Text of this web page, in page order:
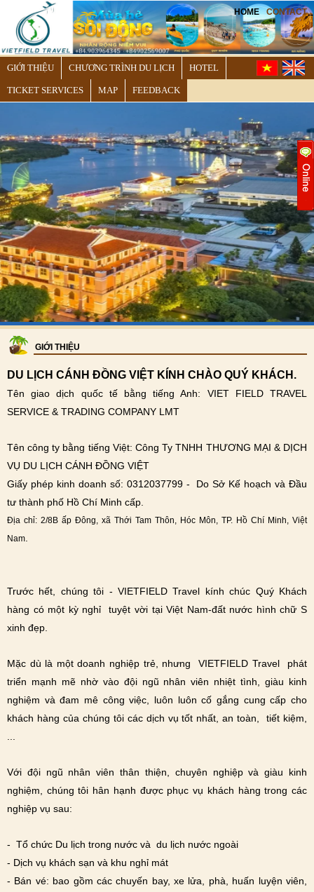
HOME CONTACT
GIỚI THIỆU CHƯƠNG TRÌNH DU LỊCH HOTEL
TICKET SERVICES MAP FEEDBACK
GIỚI THIỆU
DU LỊCH CÁNH ĐỒNG VIỆT KÍNH CHÀO QUÝ KHÁCH.
Tên giao dịch quốc tế bằng tiếng Anh: VIET FIELD TRAVEL
SERVICE & TRADING COMPANY LMT
Tên công ty bằng tiếng Việt: Công Ty TNHH THƯƠNG MẠI & DỊCH
VỤ DU LỊCH CÁNH ĐỒNG VIỆT
Giấy phép kinh doanh số: 0312037799 - Do Sở Kế hoạch và Đầu
tư thành phố Hồ Chí Minh cấp.
Địa chỉ: 2/8B ấp Đông, xã Thới Tam Thôn, Hóc Môn, TP. Hồ Chí Minh, Việt
Nam
Trước hết, chúng tôi - VIETFIELD Travel kính chúc Quý Khách
hàng có một kỳ nghỉ tuyệt vời tại Việt Nam-đất nước hình chữ S
xinh đẹp.
Mặc dù là một doanh nghiệp trẻ, nhưng VIETFIELD Travel phát
triển mạnh mẽ nhờ vào đội ngũ nhân viên nhiệt tình, giàu kinh
nghiệm và đam mê công việc, luôn luôn cố gắng cung cấp cho
khách hàng của chúng tôi các dịch vụ tốt nhất, an toàn, tiết kiệm,
Với đội ngũ nhân viên thân thiện, chuyên nghiệp và giàu kinh
nghiệm, chúng tôi hân hạnh được phục vụ khách hàng trong các
nghiệp vụ sau:
- Tổ chức Du lịch trong nước và du lịch nước ngoài
- Dịch vụ khách sạn và khu nghỉ mát
- Bán vé: bao gồm các chuyến bay, xe lửa, phà, huấn luyện viên,